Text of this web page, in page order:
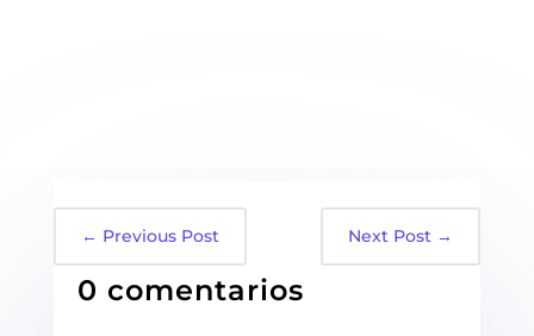
← Previous Post Next Post →
0 comentarios